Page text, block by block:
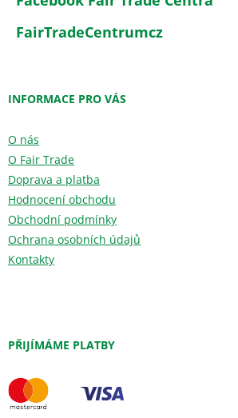
FairTradeCentrumcz
INFORMACE PRO VÁS
O nás
O Fair Trade
Doprava a platba
Hodnocení obchodu
Obchodní podmínky
Ochrana osobních údajů
Kontakty
PŘIJÍMÁME PLATBY